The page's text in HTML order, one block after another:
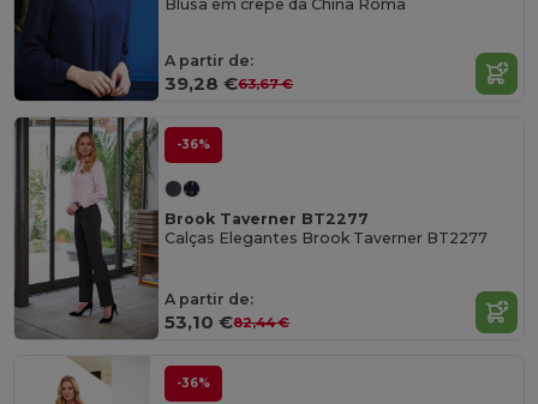
Blusa em crepe da China Roma
A partir de:
39,28 €63,67 €
-36%
Brook Taverner BT2277
Calças Elegantes Brook Taverner BT2277
A partir de:
53,10 €82,44 €
-36%